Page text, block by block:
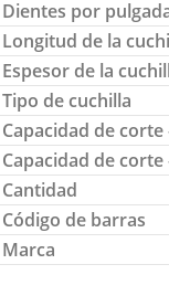
Dientes por
Longitud de la
Espesor de la
Tipo de cuchilla
Capacidad de
Capacidad de
Cantidad
Código de barras
Marca